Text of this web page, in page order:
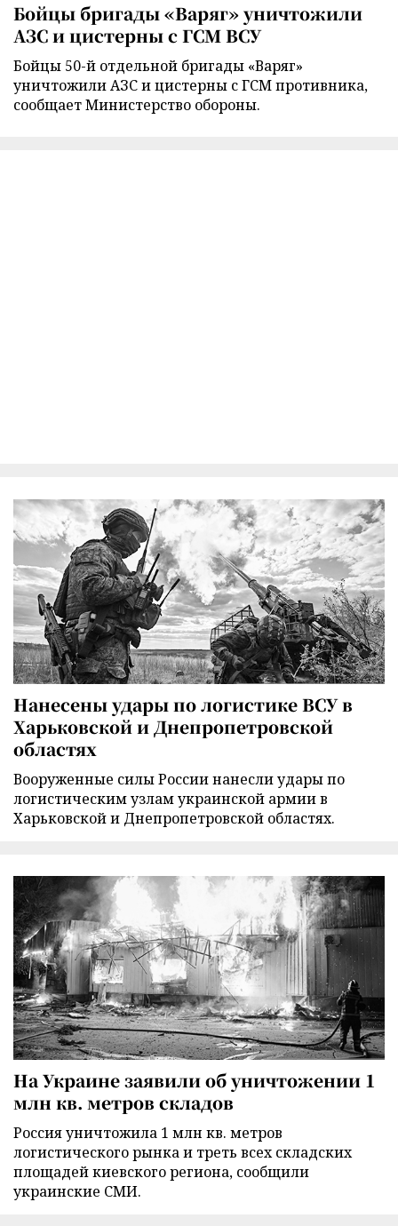
Бойцы бригады «Варяг» уничтожили
АЗС и цистерны с ГСМ ВСУ
Бойцы 50-й отдельной бригады «Варяг»
уничтожили АЗС и цистерны с ГСМ противника,
сообщает Министерство обороны.
Нанесены удары по логистике ВСУ в
Харьковской и Днепропетровской
областях
Вооруженные силы России нанесли удары по
логистическим узлам украинской армии в
Харьковской и Днепропетровской областях.
На Украине заявили об уничтожении 1
млн кв. метров складов
Россия уничтожила 1 млн кв. метров
логистического рынка и треть всех складских
площадей киевского региона, сообщили
украинские СМИ.